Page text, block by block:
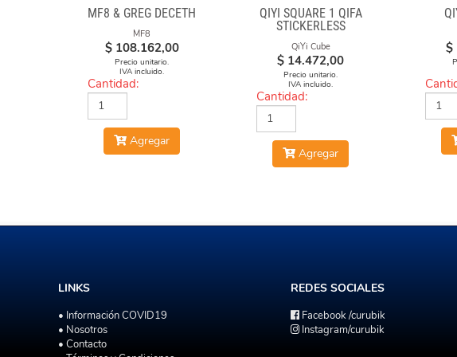
MF8 & GREG DECETH
MF8
$ 108.162,00
Precio unitario.
IVA incluido.
Cantidad:
Agregar
QIYI SQUARE 1 QIFA
STICKERLESS
QiYi Cube
$ 14.472,00
Precio unitario.
IVA incluido.
Cantidad:
Agregar
$
LINKS
• Información COVID19
• Nosotros
• Contacto
REDES SOCIALES
Facebook/curubik
Instagram/curubik